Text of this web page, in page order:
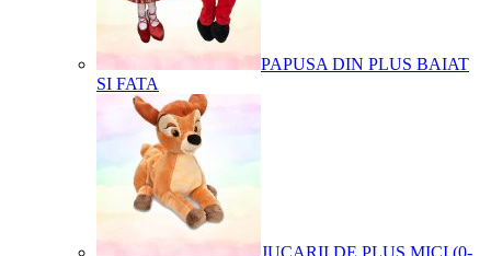
PAPUSA DIN PLUS BAIAT
SI FATA
JUCARII DE PLUS MICI (0-